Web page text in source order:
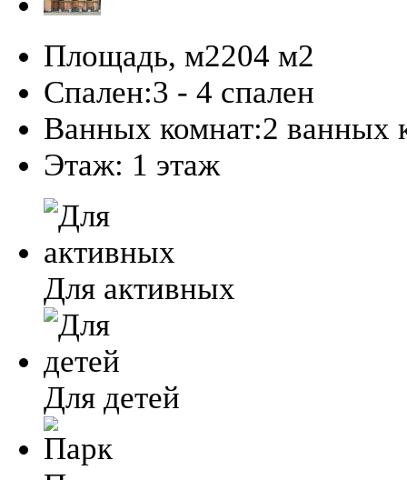
Площадь, м2204 м2
Спален:3 - 4 спален
Ванных комнат:2 ванных
Этаж: 1 этаж
Для активных
Для детей